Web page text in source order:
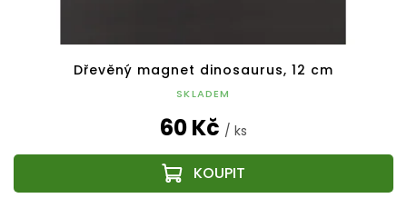
Dřevěný magnet dinosaurus, 12 cm
SKLADEM
60 Kč / ks